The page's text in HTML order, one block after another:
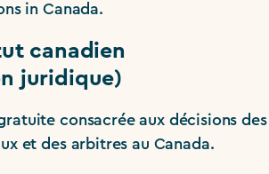
in Canada.
canadien
juridique)
consacrée aux décisions des
et des arbitres au Canada.